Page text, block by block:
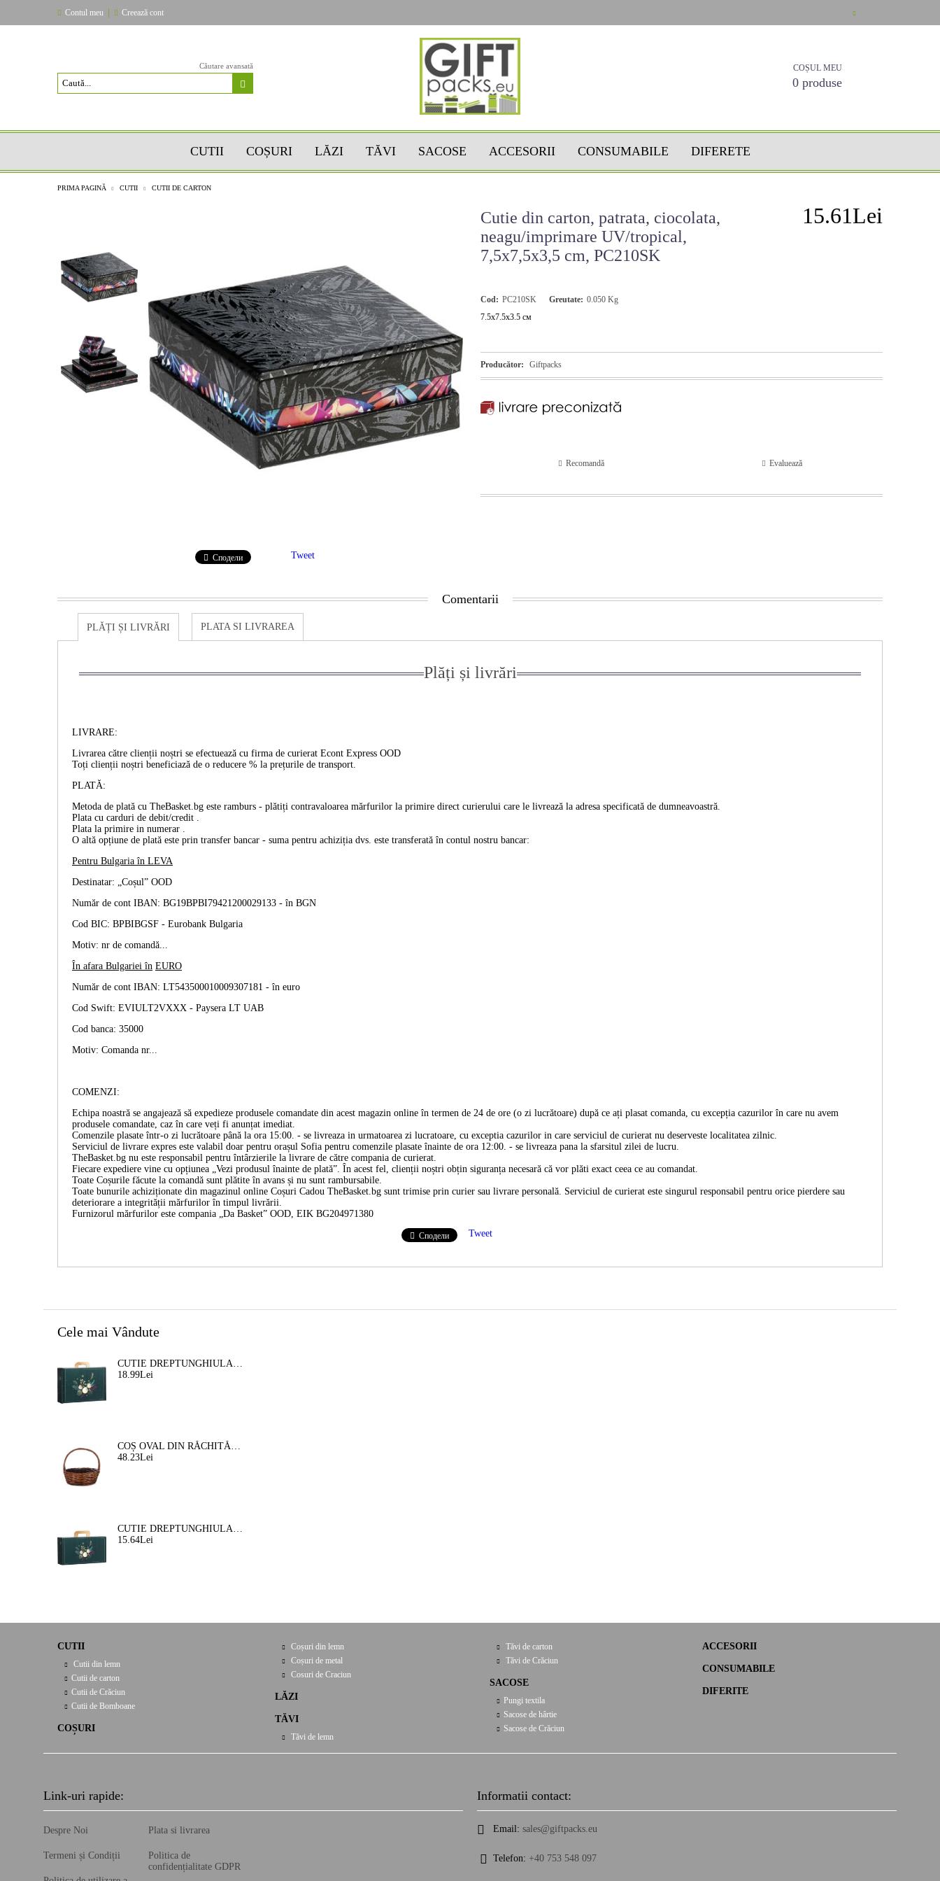
Contul meu Creează cont
Căutare avansată COȘUL MEU
0 produse
CUTII COȘURI LĂZI TĂVI SACOSE ACCESORII CONSUMABILE DIFERETE
PRIMA PAGINĂ CUTII CUTII DE CARTON
Cutie din carton, patrata, ciocolata,
neagu/imprimare UV/tropical,
7,5x7,5x3,5 cm, PC210SK
15.61Lei
Cod: PC210SK Greutate: 0.050 Kg
7.5x7.5x3.5 см
Producător: Giftpacks
Recomandă Evaluează
Сподели Tweet
Comentarii
PLĂȚI ȘI LIVRĂRI PLATA SI LIVRAREA
Plăți și livrări
LIVRARE:
Livrarea către clienții noștri se efectuează cu firma de curierat Econt Express OOD
Toți clienții noștri beneficiază de o reducere % la prețurile de transport.
PLATĂ:
Metoda de plată cu TheBasket.bg este ramburs - plătiți contravaloarea mărfurilor la primire direct curierului care le livrează la adresa specificată de dumneavoastră.
Plata cu carduri de debit/credit .
Plata la primire in numerar .
O altă opțiune de plată este prin transfer bancar - suma pentru achiziția dvs. este transferată în contul nostru bancar:
Pentru Bulgaria în LEVA
Destinatar: „Coșul” OOD
Număr de cont IBAN: BG19BPBI79421200029133 -în BGN
Cod BIC: BPBIBGSF - Eurobank Bulgaria
Motiv: nr de comandă...
În afara Bulgariei în EURO
Număr de cont IBAN: LT543500010009307181 -în euro
Cod Swift: EVIULT2VXXX - Paysera LT UAB
Cod banca: 35000
Motiv: Comanda nr...
COMENZI:
Echipa noastră se angajează să expedieze produsele comandate din acest magazin online în termen de 24 de ore (o zi lucrătoare) după ce ați plasat comanda, cu excepția cazurilor în care nu avem
produsele comandate, caz în care veți fi anunțat imediat.
Comenzile plasate într-o zi lucrătoare până la ora 15:00. - se livreaza in urmatoarea zi lucratoare, cu exceptia cazurilor in care serviciul de curierat nu deserveste localitatea zilnic.
Serviciul de livrare expres este valabil doar pentru orașul Sofia pentru comenzile plasate înainte de ora 12:00. - se livreaza pana la sfarsitul zilei de lucru.
TheBasket.bg nu este responsabil pentru întârzierile la livrare de către compania de curierat.
Fiecare expediere vine cu opțiunea „Vezi produsul înainte de plată”. În acest fel, clienții noștri obțin siguranța necesară că vor plăti exact ceea ce au comandat.
Toate Coșurile făcute la comandă sunt plătite în avans și nu sunt rambursabile.
Toate bunurile achiziționate din magazinul online Coșuri Cadou TheBasket.bg sunt trimise prin curier sau livrare personală. Serviciul de curierat este singurul responsabil pentru orice pierdere sau
deteriorare a integrității mărfurilor în timpul livrării.
Furnizorul mărfurilor este compania „Da Basket” OOD, EIK BG204971380
Сподели Tweet
Cele mai Vândute
CUTIE DREPTUNGHIULARA DIN CARTON TIP "VALIZA" NATURA FERMECATA VERDE/AURIE, 34,2 X 25,0 X 11,5 CM, CV053M
18.99Lei
COȘ OVAL DIN RĂCHITĂ, MARO, 35X30X12 CM, SP609M
48.23Lei
CUTIE DREPTUNGHIULARA DIN CARTON TIP "VALIZA" NATURA FERMEATA VERDE/AURIE, 33,0 X 18,5 X 9,5 CM, CV053P
15.64Lei
CUTII
Cutii din lemn
Cutii de carton
Cutii de Crăciun
Cutii de Bomboane
COȘURI
Coșuri din lemn
Coșuri de metal
Cosuri de Craciun
LĂZI
TĂVI
Tăvi de lemn
Tăvi de carton
Tăvi de Crăciun
SACOSE
Pungi textila
Sacose de hârtie
Sacose de Crăciun
ACCESORII
CONSUMABILE
DIFERITE
Link-uri rapide:
Despre Noi
Termeni și Condiții
Plata si livrarea
Politica de
confidențialitate GDPR
Informatii contact:
Email: sales@giftpacks.eu
Telefon: +40 753 548 097